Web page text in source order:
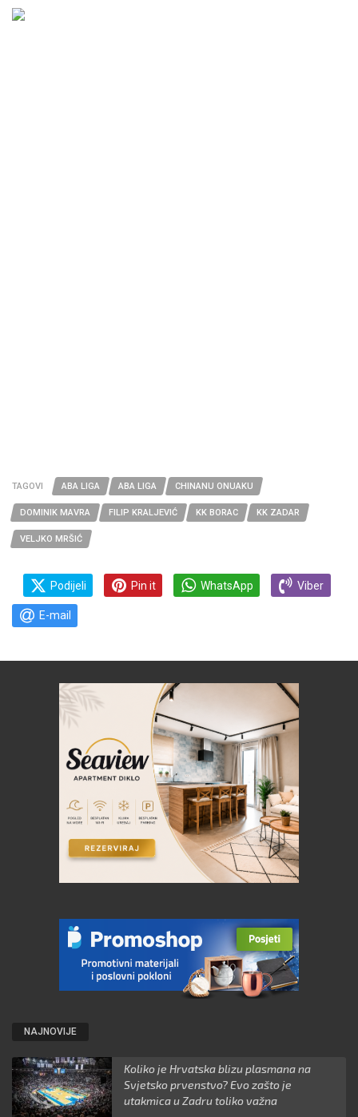
TAGOVI ABA LIGA ABA LIGA CHINANU ONUAKU
DOMINIK MAVRA FILIP KRALJEVIĆ KK BORAC KK ZADAR
VELJKO MRŠIĆ
Podijeli Pin it WhatsApp Viber
E-mail
NAJNOVIJE
Koliko je Hrvatska blizu plasmana na
Svjetsko prvenstvo? Evo zašto je
utakmica u Zadru toliko važna